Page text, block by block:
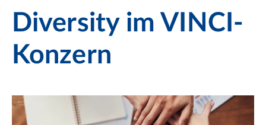
Diversity im VINCI-
Konzern